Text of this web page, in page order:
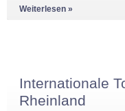
Weiterlesen »
Internationale
Rheinland